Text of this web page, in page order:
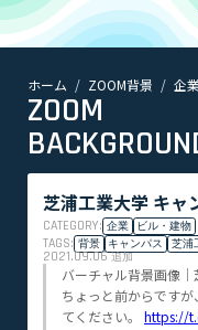
ホーム ZOOM背景 企
ZOOM
芝浦工業大学 キャ
CATEGORY: 企業 ビル・建物
TAGS: 背景 キャンパス 芝浦
2021.09.06追加
バーチャル背景画像
ちょっと前からです
てください。 https://